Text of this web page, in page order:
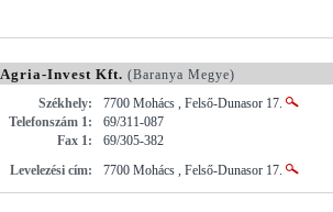
Agria-Invest Kft. (Baranya Megye)
Székhely:
7700 Mohács , Felső-Dunasor 17.
Telefonszám 1:
69/311-087
Fax 1:
69/305-382
Levelezési cím:
7700 Mohács , Felső-Dunasor 17.